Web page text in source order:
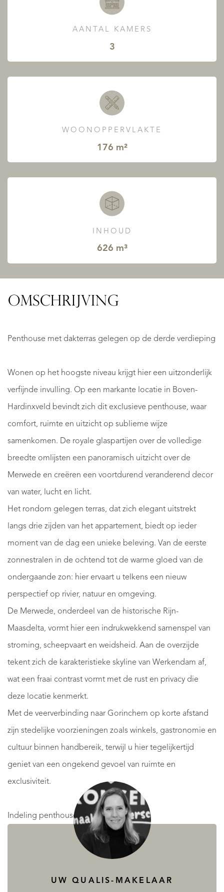
AANTAL KAMERS
3
WOONOPPERVLAKTE
176 m²
INHOUD
626 m³
OMSCHRIJVING
Penthouse met dakterras gelegen op de derde verdieping
Wonen op het hoogste niveau krijgt hier een uitzonderlijk
verfijnde invulling. Op een markante locatie in Boven-
Hardinxveld bevindt zich dit exclusieve penthouse, waar
comfort, ruimte en uitzicht op sublieme wijze
samenkomen. De royale glaspartijen over de volledige
breedte omlijsten een panoramisch uitzicht over de
Merwede en creëren een voortdurend veranderend decor
van water, lucht en licht.
Het rondom gelegen terras, dat zich elegant uitstrekt
langs drie zijden van het appartement, biedt op ieder
moment van de dag een unieke beleving. Van de eerste
zonnestralen in de ochtend tot de warme gloed van de
ondergaande zon: hier ervaart u telkens een nieuw
perspectief op rivier, natuur en omgeving.
De Merwede, onderdeel van de historische Rijn-
Maasdelta, vormt hier een indrukwekkend samenspel van
stroming, scheepvaart en weidsheid. Aan de overzijde
tekent zich de karakteristieke skyline van Werkendam af,
wat een fraai contrast vormt met de rust en privacy die
deze locatie kenmerkt.
Met de veerverbinding naar Gorinchem op korte afstand
zijn stedelijke voorzieningen zoals winkels, gastronomie en
cultuur binnen handbereik, terwijl u hier tegelijkertijd
geniet van een ongekend gevoel van ruimte en
exclusiviteit.
Indeling penthouse:
De representatieve centrale entree, voorzien van
liftinstallatie, postbussen en een video-intercomsysteem,
In het penthouse wordt u ontvangen in een ruime hal,
UW QUALIS-MAKELAAR